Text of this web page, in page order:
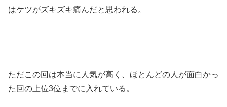
はケツがズキズキ痛んだと思われる。
ただこの回は本当に人気が高く、ほとんどの人が面白かっ
た回の上位3位までに入れている。